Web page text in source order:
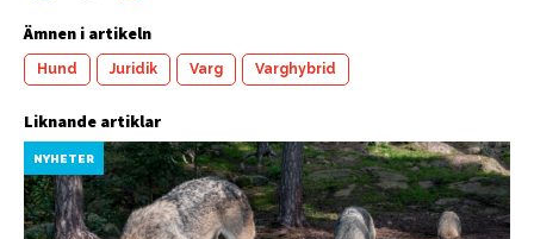
Ämnen i artikeln
Hund Juridik Varg Varghybrid
Liknande artiklar
NYHETER